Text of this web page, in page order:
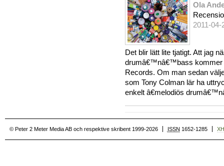
Ola
2011-04-
Det blir lätt lite tjatigt. Att jag
drumâ€™nâ€™bass kommer
Records. Om man sedan
som Tony Colman lär ha
enkelt â€melodiös
© Peter 2 Meter Media AB och respektive skribent 1999-2026 ISSN 1652-1285